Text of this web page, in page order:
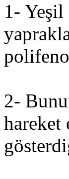
1- Yeşil
2-
hareket